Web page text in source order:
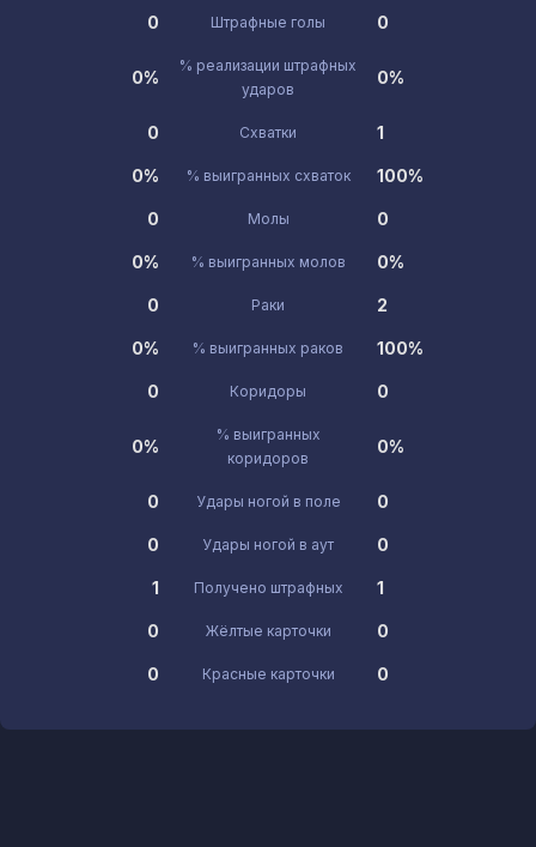
0 Штрафные голы 0
0%
% реализации штрафных
ударов
0%
0 Схватки 1
0% % выигранных схваток 100%
0 Молы 0
0% % выигранных молов 0%
0 Раки 2
0% % выигранных раков 100%
0 Коридоры 0
0%
% выигранных
коридоров
0%
0 Удары ногой в поле 0
0 Удары ногой в аут 0
1 Получено штрафных 1
0 Жёлтые карточки 0
0 Красные карточки 0